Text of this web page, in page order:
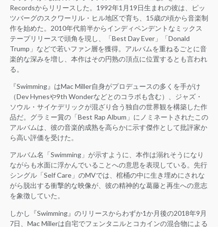
Recordsからリリースした。1992年1月19日生まれの彼は、ピッ
ツバーグのスクワーリル・ヒル地区で育ち、15歳の頃から音楽制
作を始めた。2010年代前半からインディペンデントなミックス
テープリリースで頭角を現し、「Best Day Ever」「Donald
Trump」などで若いファン層を獲得。アルバムを重ねるごとに音
楽的な深みを増し、本作はその円熟の頂点に位置するとも言われ
る。
『Swimming』はMac Miller自身がプロデュースの多くを手がけ
（Dev Hynesや9th Wonderなどとのコラボも含む）、ジャズ・
ソウル・サイケデリックが混ざり合う独自の世界観を構築した作
品だ。グラミー賞の「Best Rap Album」にノミネートされたこの
アルバムは、彼の音楽的成熟を高らかに示す傑作として批評家か
ら高い評価を受けた。
アルバム名「Swimming」が示すように、本作は溺れそうになり
ながらも水面に浮かんでいることへの意思を表現している。先行
シングル「Self Care」のMVでは、棺桶の中に生き埋めにされな
がら脱出する衝撃的な映像が、彼の精神的な葛藤と再生への意志
を象徴していた。
しかし『Swimming』のリリースからわずか1か月後の2018年9月
7日、Mac Millerは自宅でフェンタニルとコカインの混合物による